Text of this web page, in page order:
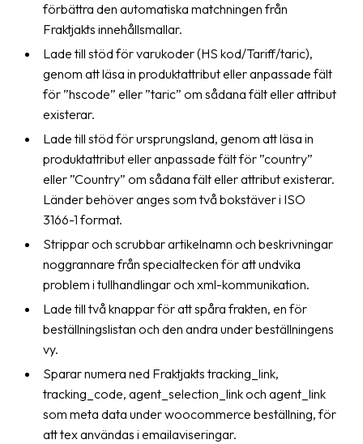
förbättra den automatiska matchningen från
Fraktjakts innehållsmallar.
Lade till stöd för varukoder (HS kod/Tariff/taric),
genom att läsa in produktattribut eller anpassade fält
för ”hscode” eller ”taric” om sådana fält eller attribut
existerar.
Lade till stöd för ursprungsland, genom att läsa in
produktattribut eller anpassade fält för ”country”
eller ”Country” om sådana fält eller attribut existerar.
Länder behöver anges som två bokstäver i ISO
3166-1 format.
Strippar och scrubbar artikelnamn och beskrivningar
noggrannare från specialtecken för att undvika
problem i tullhandlingar och xml-kommunikation.
Lade till två knappar för att spåra frakten, en för
beställningslistan och den andra under beställningens
vy.
Sparar numera ned Fraktjakts tracking_link,
tracking_code, agent_selection_link och agent_link
som meta data under woocommerce beställning, för
att tex användas i emailaviseringar.